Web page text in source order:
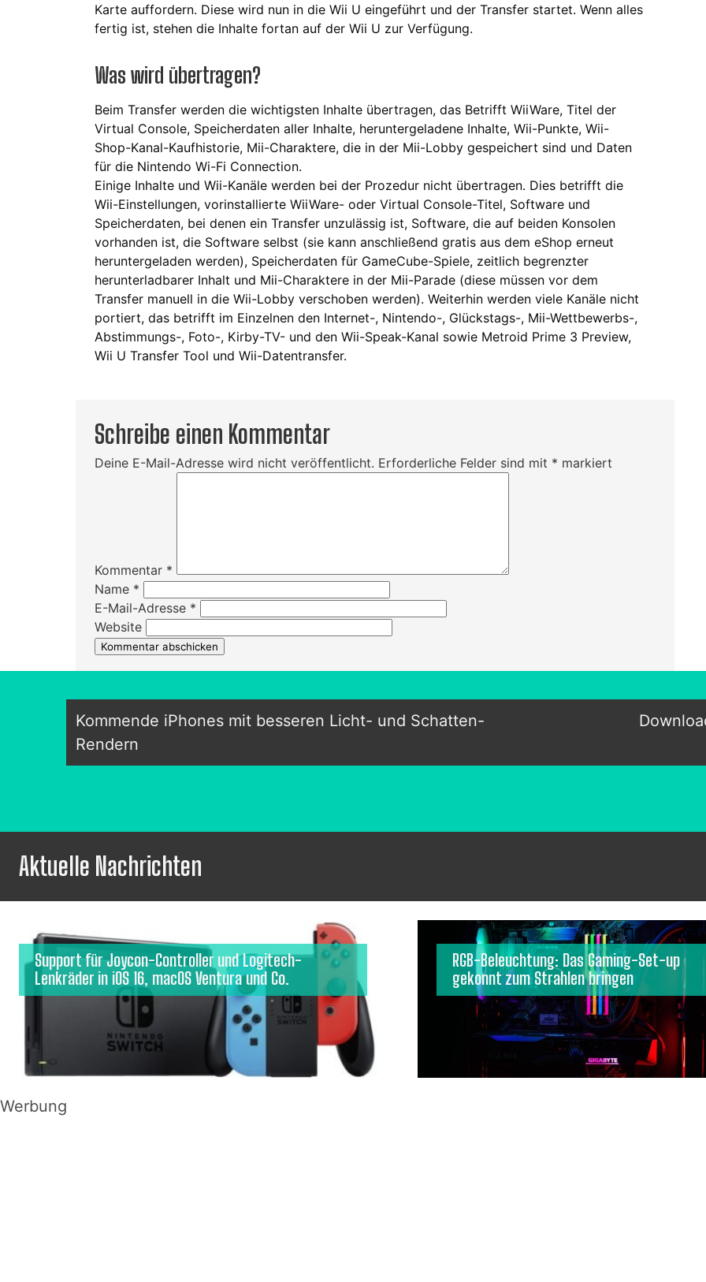
Karte auffordern. Diese wird nun in die Wii U eingeführt und der Transfer startet. Wenn alles
fertig ist, stehen die Inhalte fortan auf der Wii U zur Verfügung.
Was wird übertragen?
Beim Transfer werden die wichtigsten Inhalte übertragen, das Betrifft WiiWare, Titel der
Virtual Console, Speicherdaten aller Inhalte, heruntergeladene Inhalte, Wii-Punkte, Wii-
Shop-Kanal-Kaufhistorie, Mii-Charaktere, die in der Mii-Lobby gespeichert sind und Daten
für die Nintendo Wi-Fi Connection.
Einige Inhalte und Wii-Kanäle werden bei der Prozedur nicht übertragen. Dies betrifft die
Wii-Einstellungen, vorinstallierte WiiWare- oder Virtual Console-Titel, Software und
Speicherdaten, bei denen ein Transfer unzulässig ist, Software, die auf beiden Konsolen
vorhanden ist, die Software selbst (sie kann anschließend gratis aus dem eShop erneut
heruntergeladen werden), Speicherdaten für GameCube-Spiele, zeitlich begrenzter
herunterladbarer Inhalt und Mii-Charaktere in der Mii-Parade (diese müssen vor dem
Transfer manuell in die Wii-Lobby verschoben werden). Weiterhin werden viele Kanäle nicht
portiert, das betrifft im Einzelnen den Internet-, Nintendo-, Glückstags-, Mii-Wettbewerbs-,
Abstimmungs-, Foto-, Kirby-TV- und den Wii-Speak-Kanal sowie Metroid Prime 3 Preview,
Wii U Transfer Tool und Wii-Datentransfer.
Schreibe einen Kommentar
Deine E-Mail-Adresse wird nicht veröffentlicht. Erforderliche Felder sind mit * markiert
Kommentar *
Name *
E-Mail-Adresse *
Website
Kommende iPhones mit besseren Licht- und Schatten-
Rendern
Aktuelle Nachrichten
Support für Joycon-Controller und Logitech-
Lenkräder in iOS 16, macOS Ventura und Co.
RGB-Beleuchtung: Das Gaming-Set-up
gekonnt zum Strahlen bringen
Werbung